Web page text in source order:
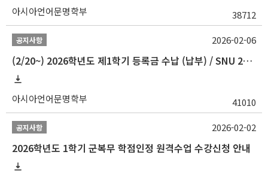
아시아언어문명학부 38712
공지사항
(2/20~) 2026학년도 제1학기 등록금 수납 (납부) / SNU 26-1 Tuition fee payment notice
아시아언어문명학부 41010
2026-02-06
공지사항
2026학년도 1학기 군복무 학점인정 원격수업 수강신청 안내
2026-02-02